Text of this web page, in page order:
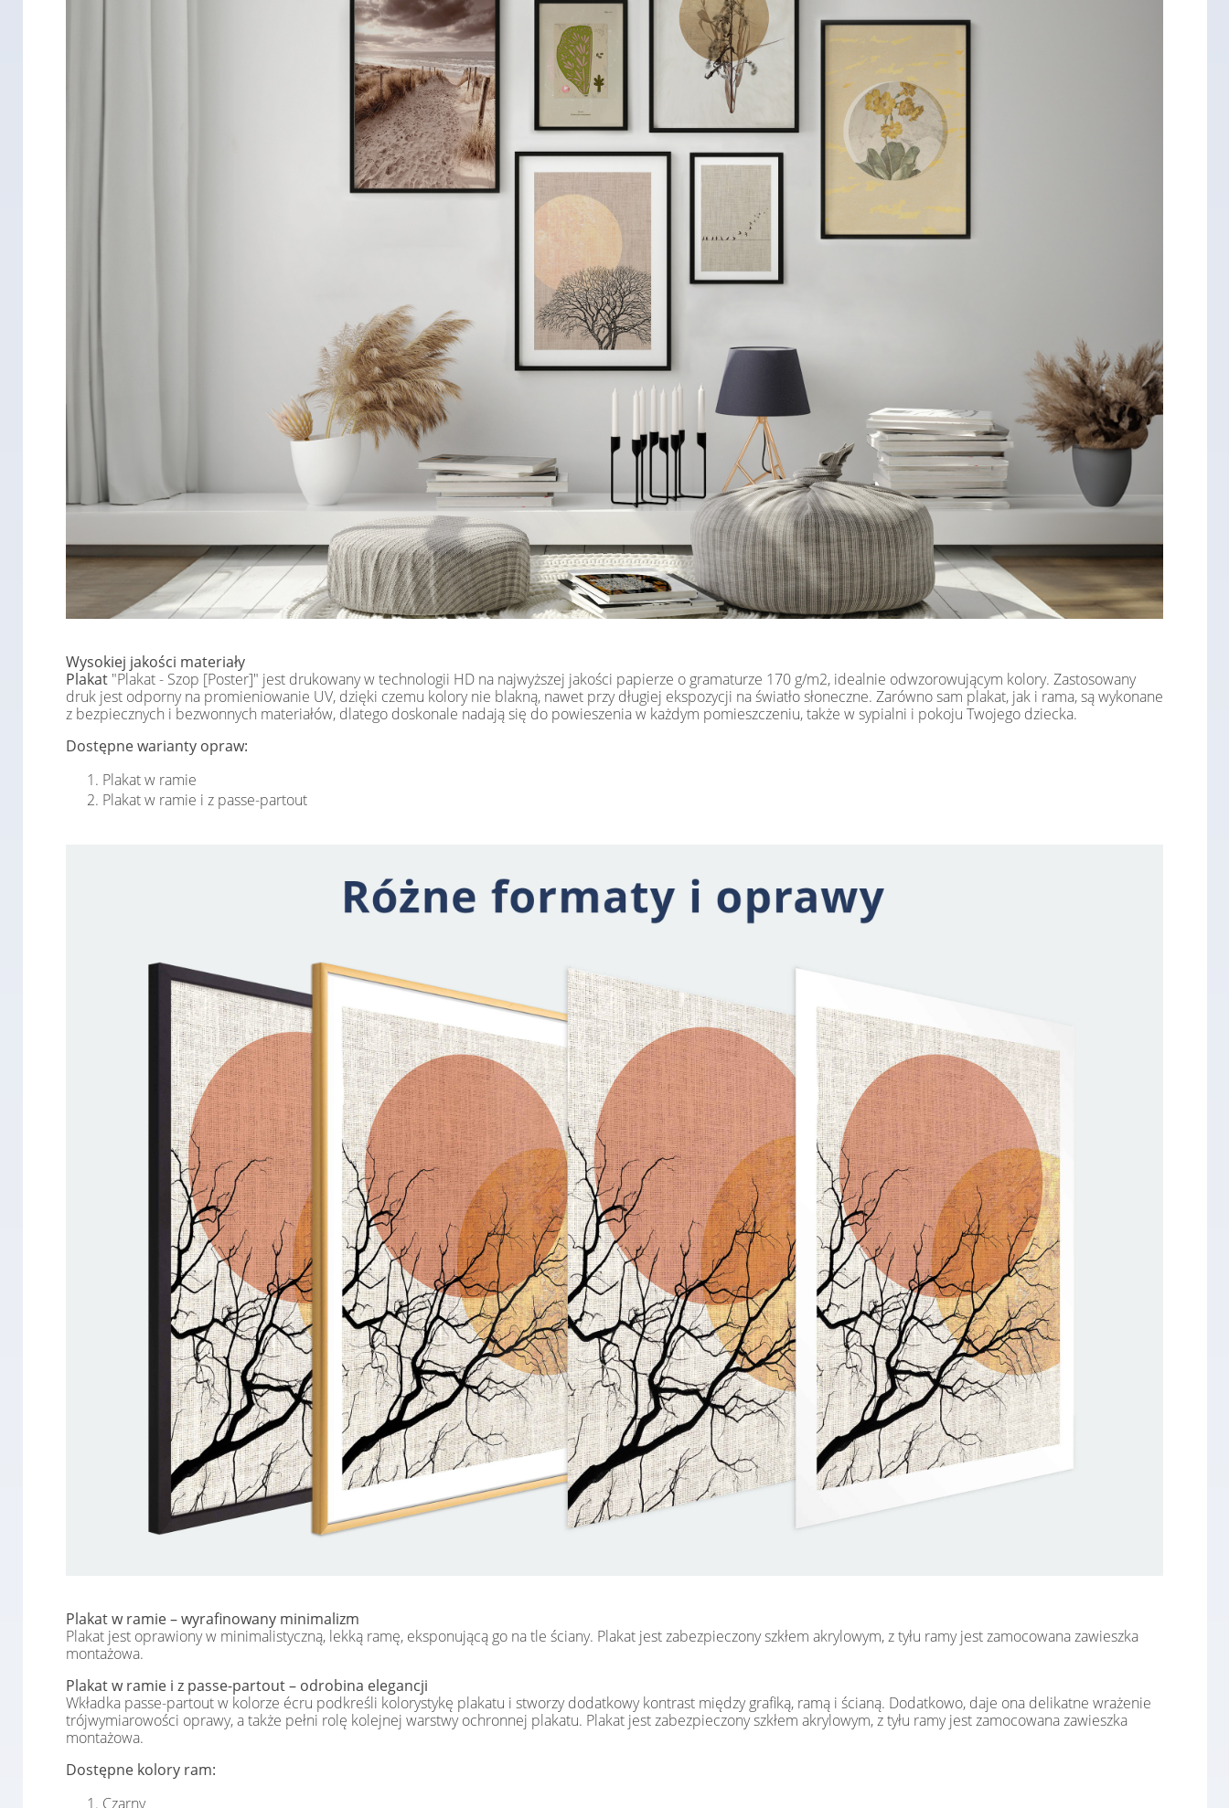
Wysokiej jakości materiały
Plakat "Plakat - Szop [Poster]" jest drukowany w technologii HD na najwyższej jakości papierze o gramaturze 170 g/m2, idealnie odwzorowującym kolory. Zastosowany
druk jest odporny na promieniowanie UV, dzięki czemu kolory nie blakną, nawet przy długiej ekspozycji na światło słoneczne. Zarówno sam plakat, jak i rama, są wykonane
z bezpiecznych i bezwonnych materiałów, dlatego doskonale nadają się do powieszenia w każdym pomieszczeniu, także w sypialni i pokoju Twojego dziecka.
Dostępne warianty opraw:
Plakat w ramie
Plakat w ramie i z passe-partout
Plakat w ramie – wyrafinowany minimalizm
Plakat jest oprawiony w minimalistyczną, lekką ramę, eksponującą go na tle ściany. Plakat jest zabezpieczony szkłem akrylowym, z tyłu ramy jest zamocowana zawieszka
montażowa.
Plakat w ramie i z passe-partout – odrobina elegancji
Wkładka passe-partout w kolorze écru podkreśli kolorystykę plakatu i stworzy dodatkowy kontrast między grafiką, ramą i ścianą. Dodatkowo, daje ona delikatne wrażenie
trójwymiarowości oprawy, a także pełni rolę kolejnej warstwy ochronnej plakatu. Plakat jest zabezpieczony szkłem akrylowym, z tyłu ramy jest zamocowana zawieszka
montażowa.
Dostępne kolory ram:
Czarny